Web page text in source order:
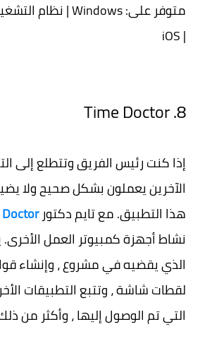
| iOS
8. Time Doctor
إذا كنت رئيس الفريق وتتطلع إلى
الآخرين يعملون بشكل صحيح ولا
هذا التطبيق. مع تايم دكتور
نشاط أجهزة كمبيوتر العمل
الذي يقضيه في مشروع ، وإنشاء
التي تم الوصول إليها ، وأكثر من